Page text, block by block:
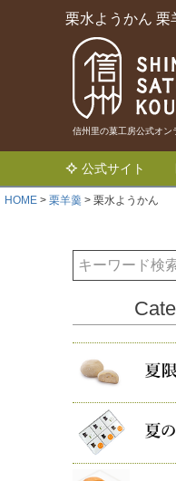
栗水ようかん 栗
信州里の菓工房公式オン
公式サイト
HOME 栗羊羹 栗水ようかん